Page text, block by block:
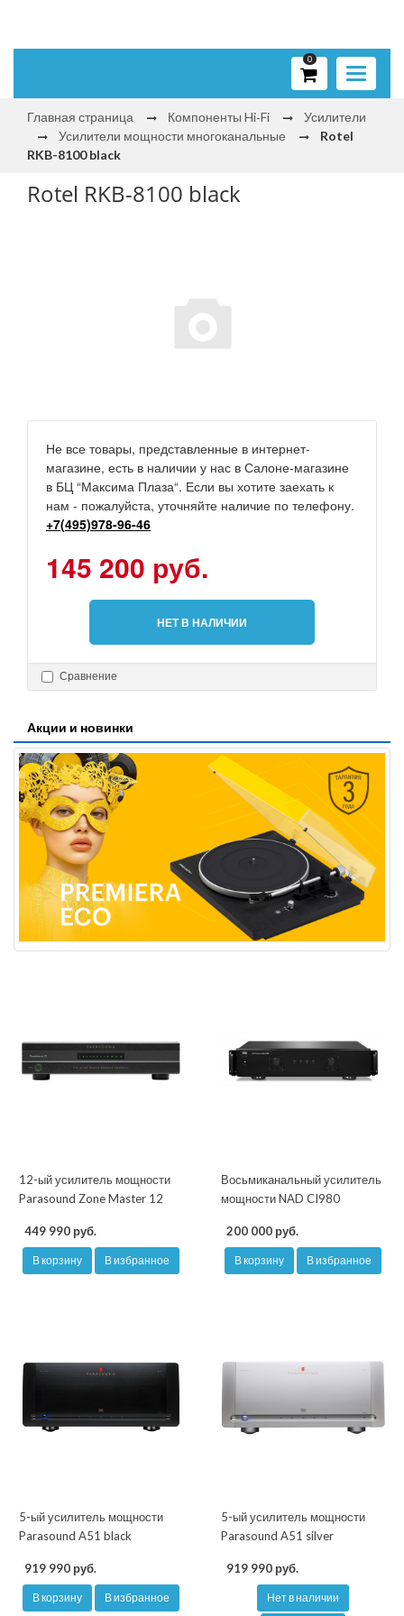
Toggle
0
Главная страница Компоненты Hi‑Fi
Усилители
Усилители мощности многоканальные
Rotel
RKB-8100 black
Rotel RKB-8100 black
Не все товары, представленные в интернет-
магазине, есть в наличии у нас в Салоне-магазине
в БЦ “Максима Плаза“. Если вы хотите заехать к
нам - пожалуйста, уточняйте наличие по телефону.
+7(495)978-96-46
145 200 руб.
НЕТ В НАЛИЧИИ
Сравнение
Акции и новинки
12-ый усилитель мощности
Parasound Zone Master 12
449 990 руб.
В корзину В избранное
Восьмиканальный усилитель
мощности NAD CI980
200 000 руб.
В корзину В избранное
5-ый усилитель мощности
Parasound A51 black
919 990 руб.
В корзину В избранное
5-ый усилитель мощности
Parasound A51 silver
919 990 руб.
Нет в наличии